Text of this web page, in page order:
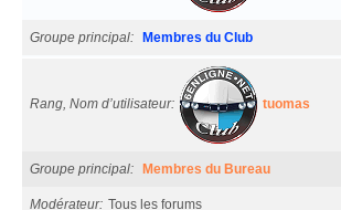
Groupe principal Membres du Club
Rang, Nom d’utilisateur tuomas
Groupe principal Membres du Bureau
Modérateur Tous les forums